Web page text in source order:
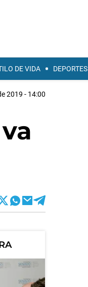
DE VIDA DEPORTES
2019 - 14:00